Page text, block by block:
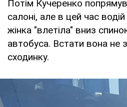
Потім Кучеренко
салоні, але в цей час
жінка "влетіла" вниз
автобуса. Встати вона не
сходинку.